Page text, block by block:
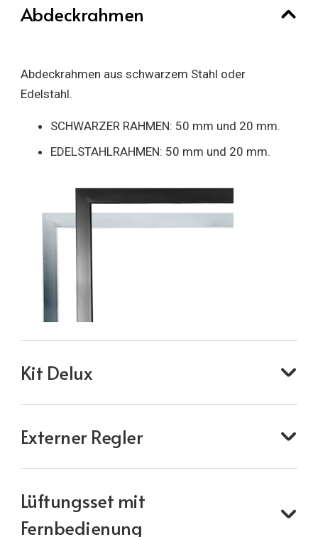
Abdeckrahmen
Abdeckrahmen aus schwarzem Stahl oder
Edelstahl.
SCHWARZER RAHMEN: 50 mm und 20 mm.
EDELSTAHLRAHMEN: 50 mm und 20 mm.
Kit Delux
Externer Regler
Lüftungsset mit
Fernbedienung